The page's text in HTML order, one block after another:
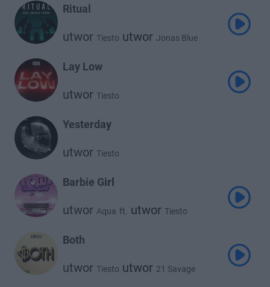
Ritual
utwor Tiesto utwor Jonas Blue
Lay Low
utwor Tiesto
Yesterday
utwor Tiesto
Barbie Girl
utwor Aqua ft. utwor Tiesto
Both
utwor Tiesto utwor 21 Savage